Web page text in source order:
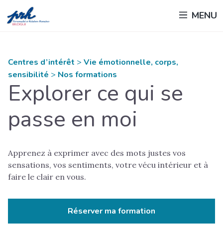
au
MENU
Centres d’intérêt > Vie émotionnelle, corps,
sensibilité > Nos formations
Explorer ce qui se
passe en moi
Apprenez à exprimer avec des mots justes vos
sensations, vos sentiments, votre vécu intérieur et à
faire le clair en vous.
Réserver ma formation